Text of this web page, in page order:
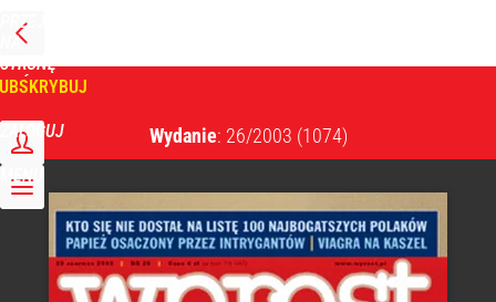
PRZEJDŹ
NA
STRONĘ
GŁÓWNĄ
ZALOGUJ
MENU
Wydanie: 26/2003 (1074)